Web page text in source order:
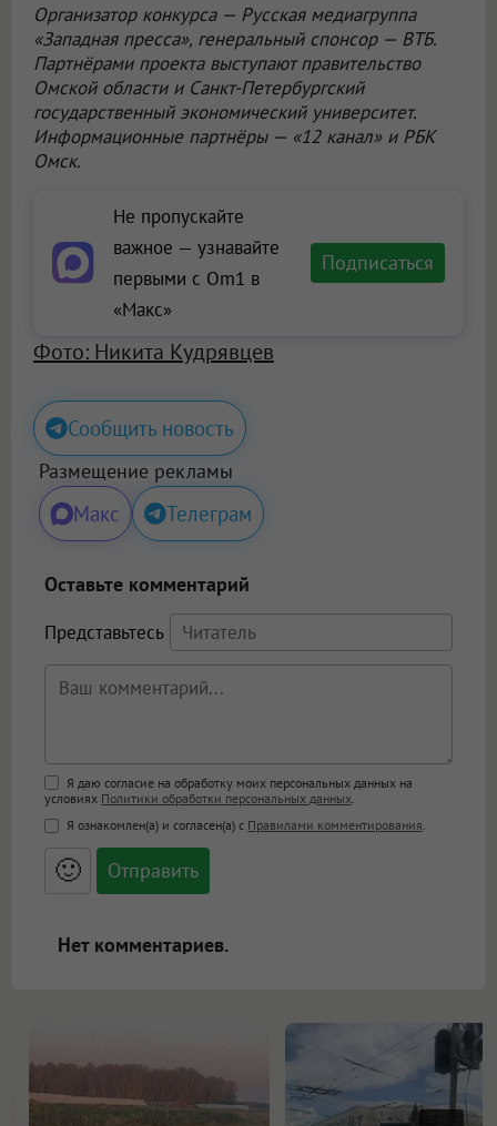
Организатор конкурса — Русская медиагруппа
«Западная пресса», генеральный спонсор — ВТБ.
Партнёрами проекта выступают правительство
Омской области и Санкт-Петербургский
государственный экономический университет.
Информационные партнёры — «12 канал» и РБК
Омск.
Не пропускайте
важное — узнавайте
первыми с Om1 в
«Макс»
Подписаться
Фото: Никита Кудрявцев
Сообщить новость
Размещение рекламы
Макс Телеграм
Оставьте комментарий
Представьтесь
Поддержка HTML
<b>, <strong>, <u>, <i>, <em>, <s>, <big>,
<small>, <sup>, <sub>, <pre>, <ul>, <ol>, <li>,
<blockquote>, <code> экранирует HTML,
адреса URL автоматически становятся
ссылками, и [img]адрес[/img] будет
Я даю согласие на обработку моих персональных данных на
условиях Политики обработки персональных данных.
Я ознакомлен(а) и согласен(а) с Правилами комментирования.
🙂
Нет комментариев.